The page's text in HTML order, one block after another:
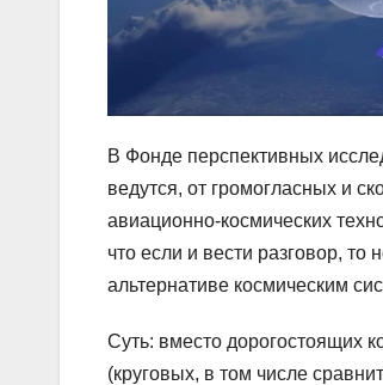
В Фонде перспективных
ведутся, от громогласных и
авиационно-космических
что если и вести разговор, то
альтернативе космическим
Суть: вместо дорогостоящих
(круговых, в том числе